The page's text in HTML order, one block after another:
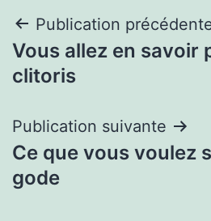
Navigation
de
Publication
Vous allez en savoir
clitoris
Publication suivante
Ce que vous voulez
gode